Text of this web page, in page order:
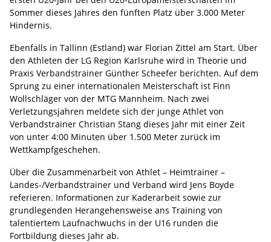
Sommer dieses Jahres den fünften Platz über 3.000 Meter
Hindernis.
Ebenfalls in Tallinn (Estland) war Florian Zittel am Start. Über
den Athleten der LG Region Karlsruhe wird in Theorie und
Praxis Verbandstrainer Günther Scheefer berichten. Auf dem
Sprung zu einer internationalen Meisterschaft ist Finn
Wollschläger von der MTG Mannheim. Nach zwei
Verletzungsjahren meldete sich der junge Athlet von
Verbandstrainer Christian Stang dieses Jahr mit einer Zeit
von unter 4:00 Minuten über 1.500 Meter zurück im
Wettkampfgeschehen.
Über die Zusammenarbeit von Athlet – Heimtrainer –
Landes-/Verbandstrainer und Verband wird Jens Boyde
referieren. Informationen zur Kaderarbeit sowie zur
grundlegenden Herangehensweise ans Training von
talentiertem Laufnachwuchs in der U16 runden die
Fortbildung dieses Jahr ab.